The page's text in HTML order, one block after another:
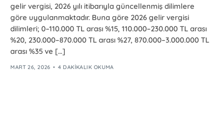
gelir vergisi, 2026 yılı itibarıyla güncellenmiş dilimlere
göre uygulanmaktadır. Buna göre 2026 gelir vergisi
dilimleri; 0–110.000 TL arası %15, 110.000–230.000 TL arası
%20, 230.000–870.000 TL arası %27, 870.000–3.000.000 TL
arası %35 ve […]
MART 26, 2026 4 DAKIKALIK OKUMA